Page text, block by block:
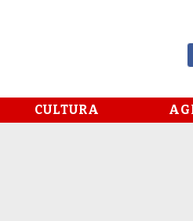
CULTURA